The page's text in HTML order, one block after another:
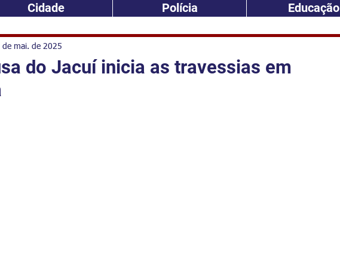
Cidade Polícia Educação
do Jacuí inicia as travessias em
de mai. de 2025